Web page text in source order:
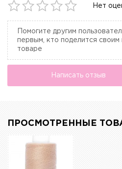
Нет
Помогите другим
первым, кто поделится
товаре
Написать отзыв
ПРОСМОТРЕННЫЕ